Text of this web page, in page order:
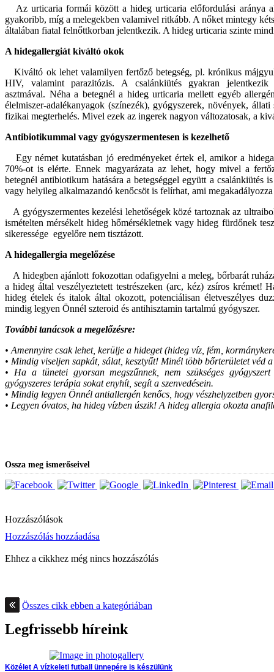
Az urticaria formái között a hideg urticaria előfordulási aránya
gyakoribb, míg a melegekben valamivel ritkább. A nőket mintegy
általában fiatal felnőttkorban jelentkezik. A hideg urticaria szinte
A hidegallergiát kiváltó okok
Kiváltó ok lehet valamilyen fertőző betegség, pl. krónikus
HIV, valamint parazitózis. A csalánkiütés gyakran jelentkezik
asztmával. Néha a betegnél a hideg urticaria mellett egyéb
élelmiszer-adalékanyagok (színezék), gyógyszerek, növények,
fizikai megterhelés. Mivel ezek az ingerek nagyon változatosak, a
Antibiotikummal vagy gyógyszermentesen is kezelhető
Egy német kutatásban jó eredményeket értek el, amikor a
70%-ot is elérte. Ennek magyarázata az lehet, hogy mivel a
betegnél antibiotikum hatására a betegséggel együtt a
vagy helyileg alkalmazandó kenőcsöt is felírhat, ami
A gyógyszermentes kezelési lehetőségek közé tartoznak az
ismételten mérsékelt hideg hőmérsékletnek vagy hideg fürdőnek
sikeressége egyelőre nem tisztázott.
A hidegallergia megelőzése
A hidegben ajánlott fokozottan odafigyelni a meleg, bőrbarát
a hideg által veszélyeztetett testrészeken (arc, kéz) zsíros krémet!
hideg ételek és italok által okozott, potenciálisan életveszélyes
mindig legyen Önnél szteroid és antihisztamin tartalmú gyógyszer.
További tanácsok a megelőzésre:
• Amennyire csak lehet, kerülje a hideget (hideg víz, fém,
• Mindig viseljen sapkát, sálat, kesztyűt! Minél több bőrterületet véd
• Ha a tünetei gyorsan megszűnnek, nem szükséges
gyógyszeres terápia sokat enyhít, segít a szenvedésein.
• Mindig legyen Önnél antiallergén kenőcs, hogy vészhelyzetben
• Legyen óvatos, ha hideg vízben úszik! A hideg allergia okozta
Ossza meg ismerőseivel
Hozzászólások
Hozzászólás hozzáadása
Ehhez a cikkhez még nincs hozzászólás
Összes cikk ebben a kategóriában
Legfrissebb híreink
Közélet A vízkeleti futball ünnepére is készülünk